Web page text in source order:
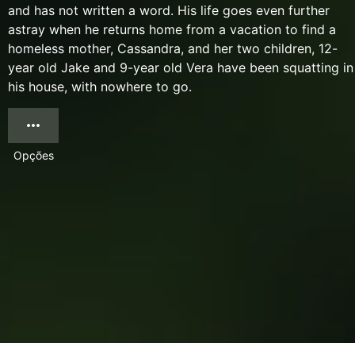
and has not written a word. His life goes even further
astray when he returns home from a vacation to find a
homeless mother, Cassandra, and her two children, 12-
year old Jake and 9-year old Vera have been squatting in
his house, with nowhere to go.
Opções